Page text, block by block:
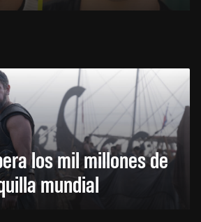
los mil millones de
mundial